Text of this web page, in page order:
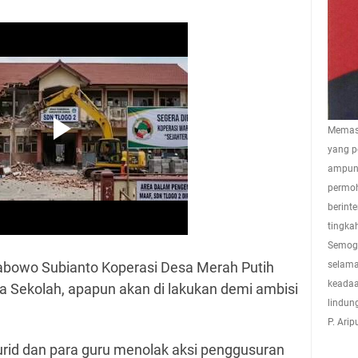
Subianto Koperasi Desa Merah Putih
Sekolah, apapun akan di lakukan demi ambisi
dan para guru menolak aksi penggusuran
yang
P.